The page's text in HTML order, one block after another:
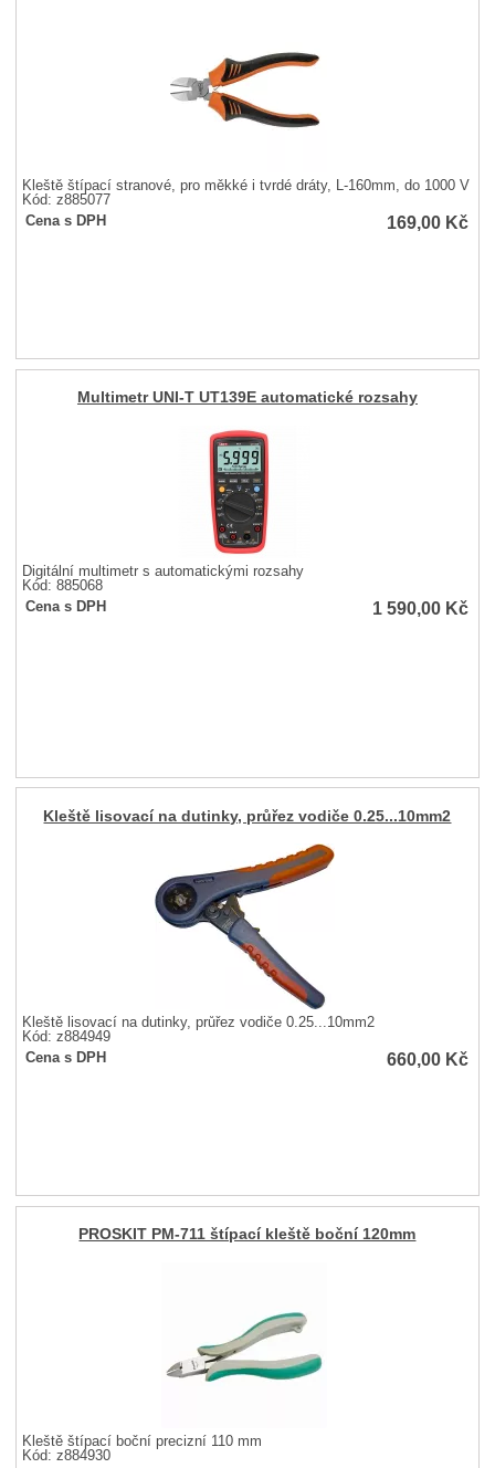
Kleště štípací stranové, pro měkké i tvrdé dráty, L-160mm, do 1000 V
Kód: z885077
Cena s DPH
169,00 Kč
Multimetr UNI-T UT139E automatické rozsahy
Digitální multimetr s automatickými rozsahy
Kód: 885068
Cena s DPH
1 590,00 Kč
Kleště lisovací na dutinky, průřez vodiče 0.25...10mm2
Kleště lisovací na dutinky, průřez vodiče 0.25...10mm2
Kód: z884949
Cena s DPH
660,00 Kč
PROSKIT PM-711 štípací kleště boční 120mm
Kleště štípací boční precizní 110 mm
Kód: z884930